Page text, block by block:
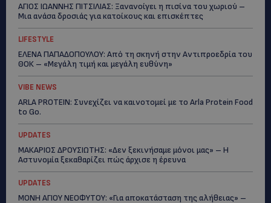
ΑΓΙΟΣ ΙΩΑΝΝΗΣ ΠΙΤΣΙΛΙΑΣ: Ξανανοίγει η πισίνα του χωριού –
Μια ανάσα δροσιάς για κατοίκους και επισκέπτες
LIFESTYLE
ΕΛΕΝΑ ΠΑΠΑΔΟΠΟΥΛΟΥ: Από τη σκηνή στην Αντιπροεδρία του
ΘΟΚ – «Μεγάλη τιμή και μεγάλη ευθύνη»
VIBE NEWS
ARLA PROTEIN: Συνεχίζει να καινοτομεί με το Arla Protein Food
to Go.
UPDATES
ΜΑΚΑΡΙΟΣ ΔΡΟΥΣΙΩΤΗΣ: «Δεν ξεκινήσαμε μόνοι μας» – Η
Αστυνομία ξεκαθαρίζει πώς άρχισε η έρευνα
UPDATES
ΜΟΝΗ ΑΓΙΟΥ ΝΕΟΦΥΤΟΥ: «Για αποκατάσταση της αλήθειας» –